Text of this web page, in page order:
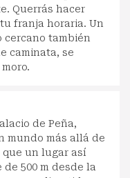
Querrás hacer
franja horaria. Un
cercano también
caminata, se
de Peña,
mundo más allá de
un lugar así
500 m desde la